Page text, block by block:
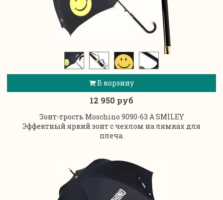
В корзину
12 950 руб
Зонт-трость Moschino 9090-63 A SMILEY
Эффектный яркий зонт с чехлом на лямках для
плеча.